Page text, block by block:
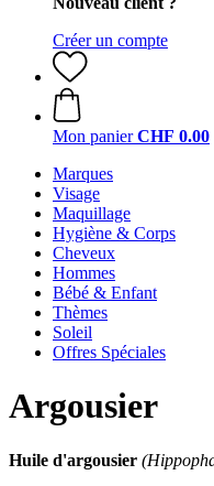
Créer un compte
Mon panier CHF 0.00
Marques
Visage
Maquillage
Hygiène & Corps
Cheveux
Hommes
Bébé & Enfant
Thèmes
Soleil
Offres Spéciales
Argousier
Huile d'argousier